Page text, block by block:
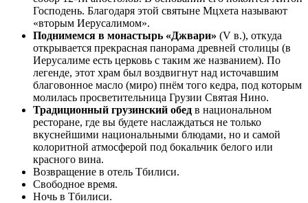
Господень. Благодаря этой святыне Мцхета называют
«вторым Иерусалимом».
Поднимемся в монастырь «Джвари» (V в.), откуда
открывается прекрасная панорама древней столицы (в
Иерусалиме есть церковь с таким же названием). По
легенде, этот храм был воздвигнут над источавшим
благовонное масло (миро) пнём того кедра, под которым
молилась просветительница Грузии Святая Нино.
Традиционный грузинский обед в национальном
ресторане, где вы будете наслаждаться не только
вкуснейшими национальными блюдами, но и самой
колоритной атмосферой под бокальчик белого или
красного вина.
Возвращение в отель Тбилиси.
Свободное время.
Ночь в Тбилиси.